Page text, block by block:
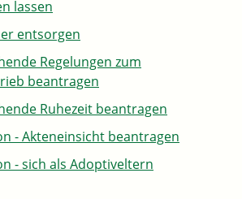
lassen
entsorgen
Regelungen zum
beantragen
Ruhezeit beantragen
- Akteneinsicht beantragen
- sich als Adoptiveltern